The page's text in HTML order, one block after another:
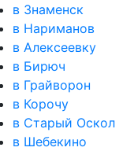
в Знаменск
в Нариманов
в Алексеевку
в Бирюч
в Грайворон
в Корочу
в Старый Оскол
в Шебекино